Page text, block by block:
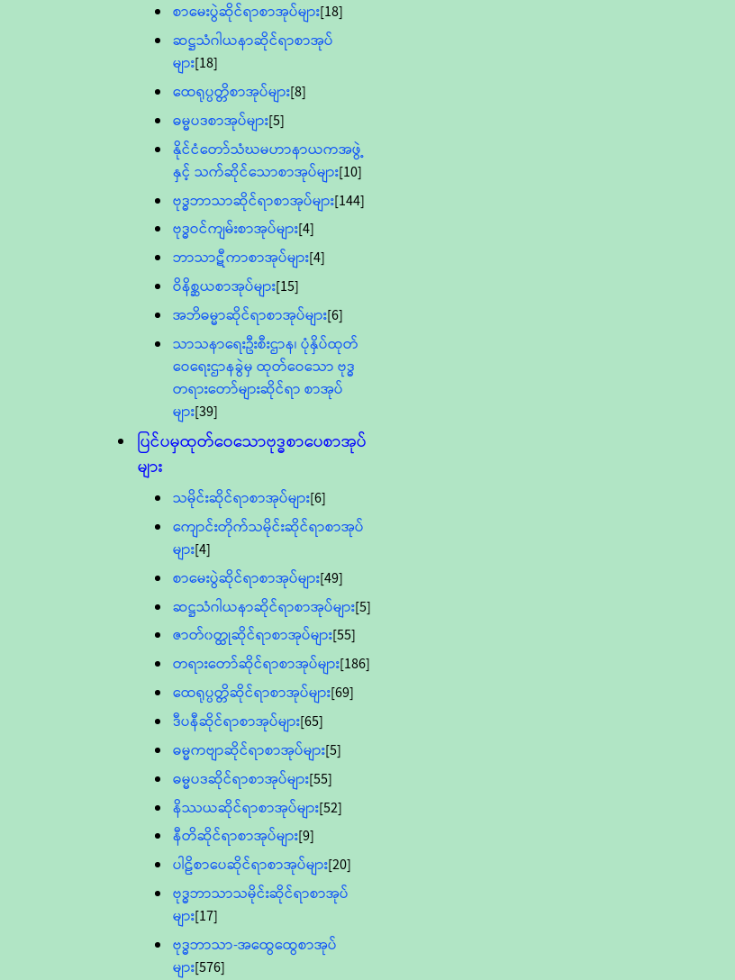
စာမေးပွဲဆိုင်ရာစာအုပ်များ[18]
ဆဋ္ဌသံဂါယနာဆိုင်ရာစာအုပ်
များ[18]
ထေရုပ္ပတ္တိစာအုပ်များ[8]
ဓမ္မပဒစာအုပ်များ[5]
နိုင်ငံတော်သံဃမဟာနာယကအဖွဲ့
နှင့် သက်ဆိုင်သောစာအုပ်များ[10]
ဗုဒ္ဓဘာသာဆိုင်ရာစာအုပ်များ[144]
ဗုဒ္ဓဝင်ကျမ်းစာအုပ်များ[4]
ဘာသာဋီကာစာအုပ်များ[4]
ဝိနိစ္ဆယစာအုပ်များ[15]
အဘိဓမ္မာဆိုင်ရာစာအုပ်များ[6]
သာသနာရေးဦးစီးဌာန၊ ပုံနှိပ်ထုတ်
ဝေရေးဌာနခွဲမှ ထုတ်ဝေသော ဗုဒ္ဓ
တရားတော်များဆိုင်ရာ စာအုပ်
များ[39]
ပြင်ပမှထုတ်ဝေသောဗုဒ္ဓစာပေစာအုပ်
များ
သမိုင်းဆိုင်ရာစာအုပ်များ[6]
ကျောင်းတိုက်သမိုင်းဆိုင်ရာစာအုပ်
များ[4]
စာမေးပွဲဆိုင်ရာစာအုပ်များ[49]
ဆဋ္ဌသံဂါယနာဆိုင်ရာစာအုပ်များ[5]
ဇာတ်၀တ္ထုဆိုင်ရာစာအုပ်များ[55]
တရားတော်ဆိုင်ရာစာအုပ်များ[186]
ထေရုပ္ပတ္တိဆိုင်ရာစာအုပ်များ[69]
ဒီပနီဆိုင်ရာစာအုပ်များ[65]
ဓမ္မကဗျာဆိုင်ရာစာအုပ်များ[5]
ဓမ္မပဒဆိုင်ရာစာအုပ်များ[55]
နိဿယဆိုင်ရာစာအုပ်များ[52]
နီတိဆိုင်ရာစာအုပ်များ[9]
ပါဠိစာပေဆိုင်ရာစာအုပ်များ[20]
ဗုဒ္ဓဘာသာသမိုင်းဆိုင်ရာစာအုပ်
များ[17]
ဗုဒ္ဓဘာသာ-အထွေထွေစာအုပ်
များ[576]